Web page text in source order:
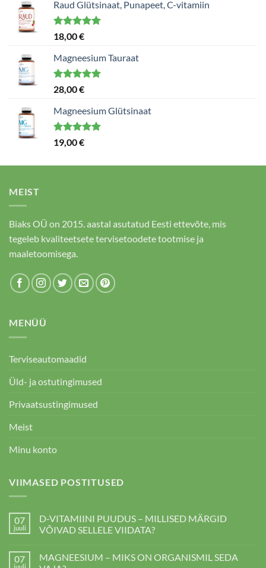
Raud Glütsinaat, Punapeet, C-vitamiin
Hinnanguga
5.00
18,00€
Magneesium Tauraat
Hinnanguga
5.00
28,00€
Magneesium Glütsinaat
Hinnanguga
5.00
19,00€
MEIST
Biaks OÜ on 2015. aastal asutatud Eesti ettevõte, mis
tegeleb kvaliteetsete tervisetoodete tootmise ja
maaletoomisega.
MENÜÜ
Terviseautomaadid
Üld- ja ostutingimused
Privaatsustingimused
Meist
Minu konto
VIIMASED POSTITUSED
07
juuli
D-VITAMIINI PUUDUS – MILLISED MÄRGID
VÕIVAD SELLELE VIIDATA?
PUUDUS
–
ei
ole
07
MAGNEESIUM – MIKS ON ORGANISMIL SEDA